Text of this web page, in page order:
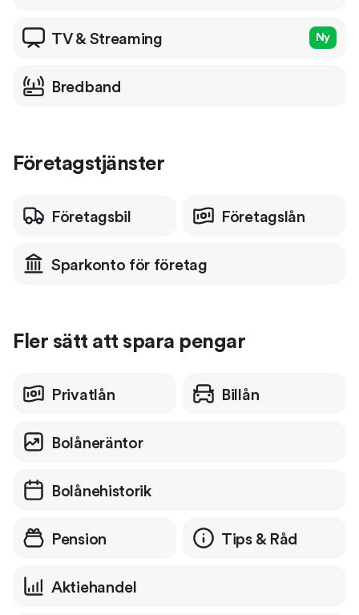
TV & Streaming Ny
Bredband
Företagstjänster
Företagsbil Företagslån
Sparkonto för företag
Fler sätt att spara pengar
Privatlån Billån
Bolåneräntor
Bolånehistorik
Pension Tips &Råd
Aktiehandel